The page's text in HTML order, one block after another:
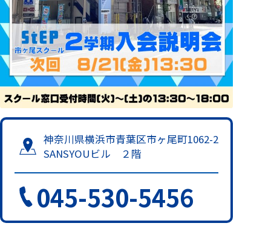
神奈川県横浜市青葉区市ヶ尾町1062-2
SANSYOUビル ２階
045-530-5456